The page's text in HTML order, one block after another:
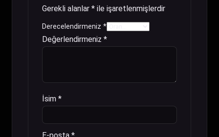
Gerekli alanlar * ile işaretlenmişlerdir
Derecelendirmeniz *
Değerlendirmeniz *
İsim *